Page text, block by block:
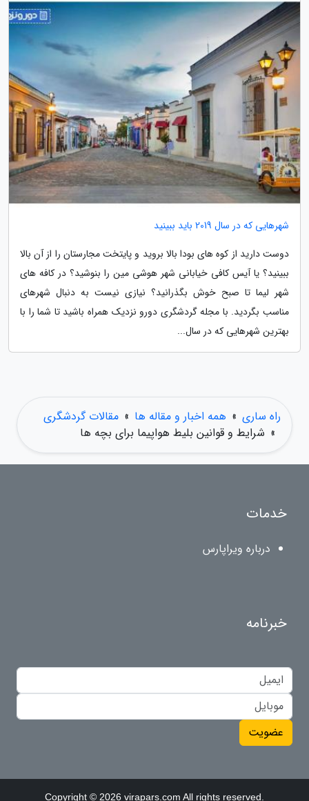
شهرهایی که در سال 2019 باید ببینید
دوست دارید از کوه های بودا بالا بروید و پایتخت مجارستان را از آن بالا
ببینید؟ یا آیس کافی خیابانی شهر هوشی مین را بنوشید؟ در کافه های
شهر لیما تا صبح خوش بگذرانید؟ نیازی نیست به دنبال شهرهای
مناسب بگردید. با مجله گردشگری دورو نزدیک همراه باشید تا شما را با
بهترین شهرهایی که در سال...
راه ساری » همه اخبار و مقاله ها » مقالات گردشگری
» شرایط و قوانین بلیط هواپیما برای بچه ها
خدمات
درباره ویراپارس
خبرنامه
عضویت
Copyright © 2026 virapars.com All rights reserved.